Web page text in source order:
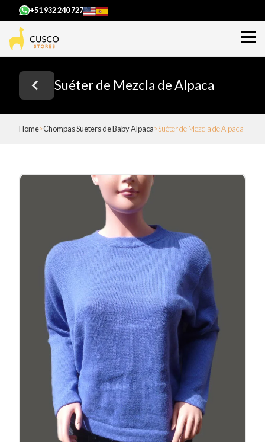
+51 932 240 727
Suéter de Mezcla de Alpaca
Home Chompas Sueters de Baby Alpaca Suéter de Mezcla de Alpaca